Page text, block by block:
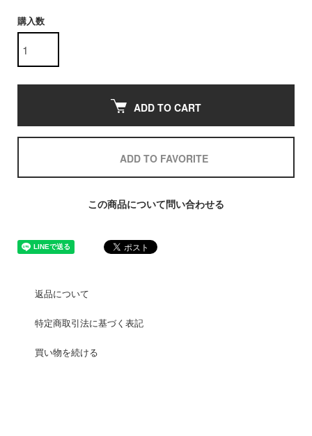
購入数
ADD TO CART
ADD TO FAVORITE
この商品について問い合わせる
返品について
特定商取引法に基づく表記
買い物を続ける